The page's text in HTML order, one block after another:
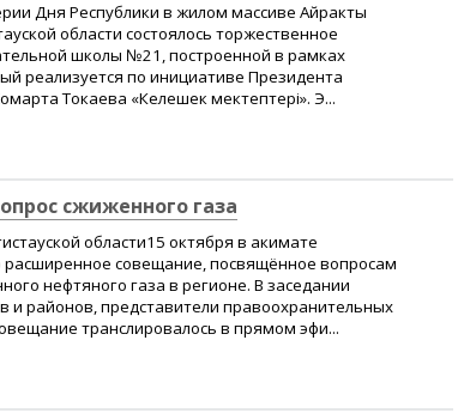
Дня Республики в жилом массиве Айракты
области состоялось торжественное
школы №21, построенной в рамках
реализуется по инициативе Президента
Токаева «Келешек мектептері». Э...
сжиженного газа
области15 октября в акимате
расширенное совещание, посвящённое вопросам
нефтяного газа в регионе. В заседании
и районов, представители правоохранительных
транслировалось в прямом эфи...